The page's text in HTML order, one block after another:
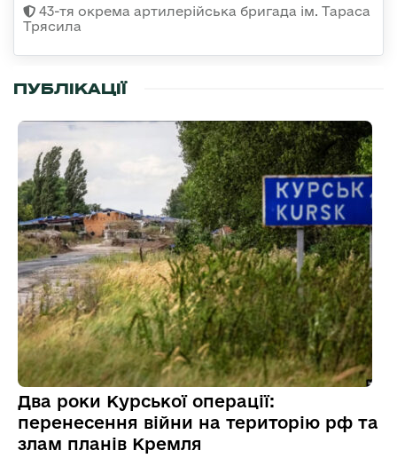
43-тя окрема артилерійська бригада ім. Тараса
Трясила
ПУБЛІКАЦІЇ
Два роки Курської операції:
перенесення війни на територію рф та
злам планів Кремля